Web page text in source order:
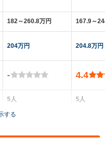
182～260.8万円
204万円
-
5人
5ドア
167.9～
204.8万円
4.4
5人
する